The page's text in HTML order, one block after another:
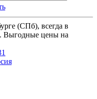
(СПб), всегда в
Выгодные цены на